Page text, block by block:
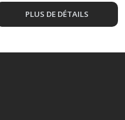
PLUS DE DÉTAILS